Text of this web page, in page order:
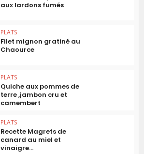
aux lardons fumés
PLATS
Filet mignon gratiné au
Chaource
PLATS
Quiche aux pommes de
terre ,jambon cru et
camembert
PLATS
Recette Magrets de
canard au miel et
vinaigre...